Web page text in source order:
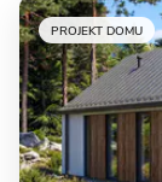
PROJEKT DOMU